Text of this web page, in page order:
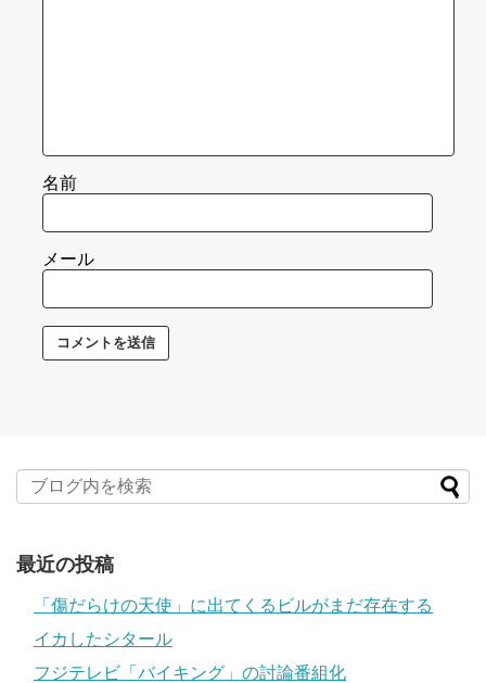
名前
メール
最近の投稿
「傷だらけの天使」に出てくるビルがまだ存在する
イカしたシタール
フジテレビ「バイキング」の討論番組化